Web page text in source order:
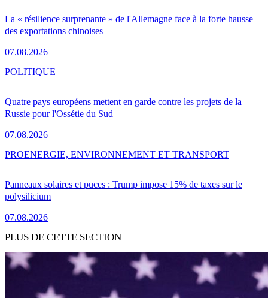
La « résilience surprenante » de l'Allemagne face à la forte hausse
des exportations chinoises
07.08.2026
Quatre pays européens mettent en garde contre les projets de la
Russie pour l'Ossétie du Sud
07.08.2026
POLITIQUE
Panneaux solaires et puces : Trump impose 15% de taxes sur le
polysilicium
07.08.2026
PROENERGIE, ENVIRONNEMENT ET TRANSPORT
PLUS DE CETTE SECTION